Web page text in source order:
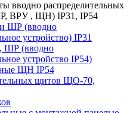
вводно распределительных
ВРУ , ЩН) IP31, IP54
ШР (вводно
устройство) IP31
ШР (вводно
устройство IP54)
ЩН IP54
щитов ЩО-70,